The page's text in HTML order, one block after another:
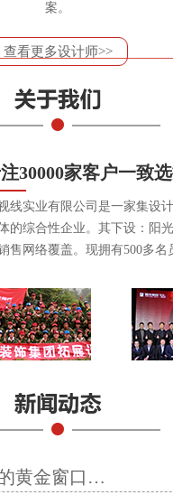
案。
查看更多设计师>>
30000家客户一致
线实业有限公司是一家集设
的综合性企业。其下设：阳
售网络覆盖。现拥有500多
黄金窗口…